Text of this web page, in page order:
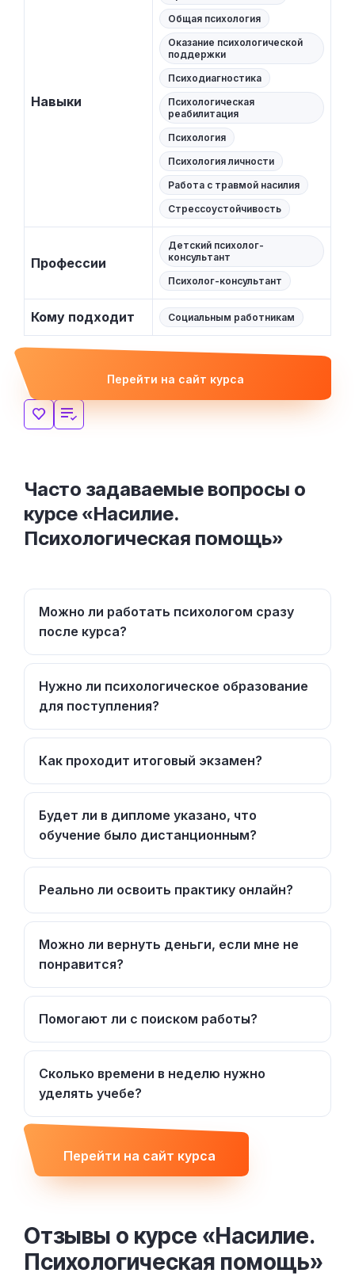
Навыки
Общая психология
Оказание психологической
поддержки
Психодиагностика
Психологическая
реабилитация
Психология
Психология личности
Работа с травмой насилия
Стрессоустойчивость
Профессии
Детский психолог-
консультант
Психолог-консультант
Кому подходит Социальным работникам
Перейти на сайт курса
Часто задаваемые вопросы о
курсе «Насилие.
Психологическая помощь»
Можно ли работать психологом сразу
после курса?
Нужно ли психологическое образование
для поступления?
Как проходит итоговый экзамен?
Будет ли в дипломе указано, что
обучение было дистанционным?
Реально ли освоить практику онлайн?
Можно ли вернуть деньги, если мне не
понравится?
Помогают ли с поиском работы?
Сколько времени в неделю нужно
уделять учебе?
Перейти на сайт курса
Отзывы о курсе «Насилие.
Психологическая помощь»